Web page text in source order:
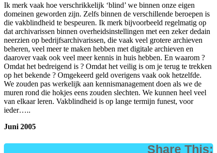
Ik merk vaak hoe verschrikkelijk ‘blind’ we binnen onze eigen
domeinen geworden zijn. Zelfs binnen de verschillende beroepen is
die vakblindheid te bespeuren. Ik merk bijvoorbeeld regelmatig op
dat archivarissen binnen overheidsinstellingen met een zeker dedain
neerzien op bedrijfsarchivarissen, die vaak veel grotere archieven
beheren, veel meer te maken hebben met digitale archieven en
daarover vaak ook veel meer kennis in huis hebben. En waarom ?
Omdat het bedreigend is ? Omdat het veilig is om je terug te trekken
op het bekende ? Omgekeerd geld overigens vaak ook hetzelfde.
We zouden pas werkelijk aan kennismanagement doen als we de
muren rond die hokjes eens zouden slechten. We kunnen heel veel
van elkaar leren. Vakblindheid is op lange termijn funest, voor
ieder…..
Juni 2005
Share This: